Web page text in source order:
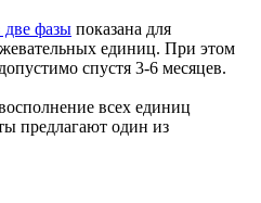
две фазы показана для
единиц. При этом
спустя 3-6 месяцев.
всех единиц
предлагают один из